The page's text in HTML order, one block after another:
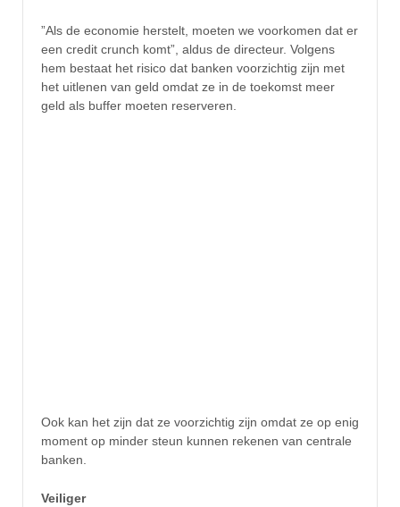
”Als de economie herstelt, moeten we voorkomen dat er
een credit crunch komt”, aldus de directeur. Volgens
hem bestaat het risico dat banken voorzichtig zijn met
het uitlenen van geld omdat ze in de toekomst meer
geld als buffer moeten reserveren.
Ook kan het zijn dat ze voorzichtig zijn omdat ze op enig
moment op minder steun kunnen rekenen van centrale
banken.
Veiliger